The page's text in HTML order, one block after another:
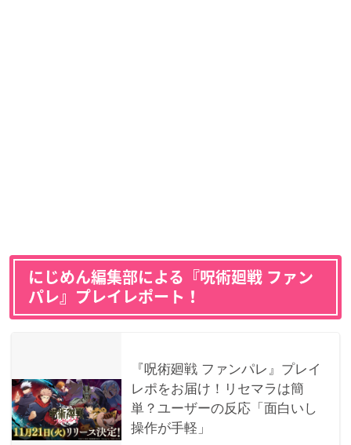
にじめん編集部による『呪術廻戦 ファン
パレ』プレイレポート！